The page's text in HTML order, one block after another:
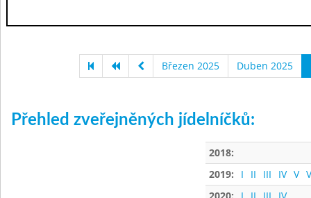
Březen 2025 Duben 2025
Přehled zveřejněných jídelníčků:
2018:
2019:
I II III IV V